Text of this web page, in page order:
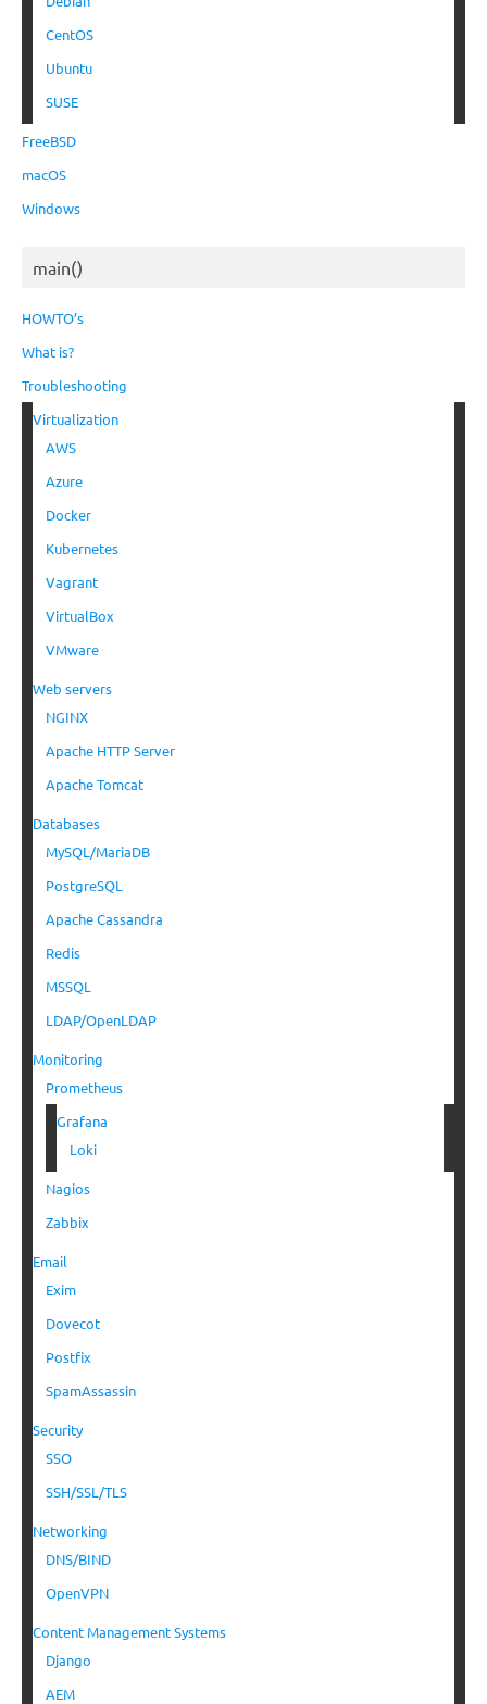
CentOS
Ubuntu
SUSE
FreeBSD
macOS
Windows
main()
HOWTO’s
What is?
Troubleshooting
Virtualization
AWS
Azure
Docker
Kubernetes
Vagrant
VirtualBox
VMware
Web servers
NGINX
Apache HTTP Server
Apache Tomcat
Databases
MySQL/MariaDB
PostgreSQL
Apache Cassandra
Redis
MSSQL
LDAP/OpenLDAP
Monitoring
Prometheus
Grafana
Loki
Nagios
Zabbix
Email
Exim
Dovecot
Postfix
SpamAssassin
Security
SSO
SSH/SSL/TLS
Networking
DNS/BIND
OpenVPN
Content Management Systems
Django
AEM